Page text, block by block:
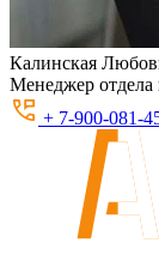
Калинская
Менеджер отдела
+ 7-900-081-